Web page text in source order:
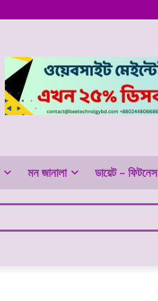
মন জানালা ডায়েট – ফিটনেস